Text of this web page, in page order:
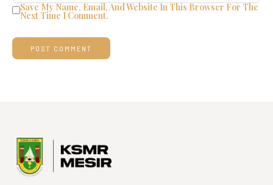
Save My Name, Email, And Website In This Browser For The
Next Time I Comment.